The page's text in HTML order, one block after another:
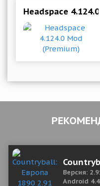
Headspace
Версия:
Android 4.4